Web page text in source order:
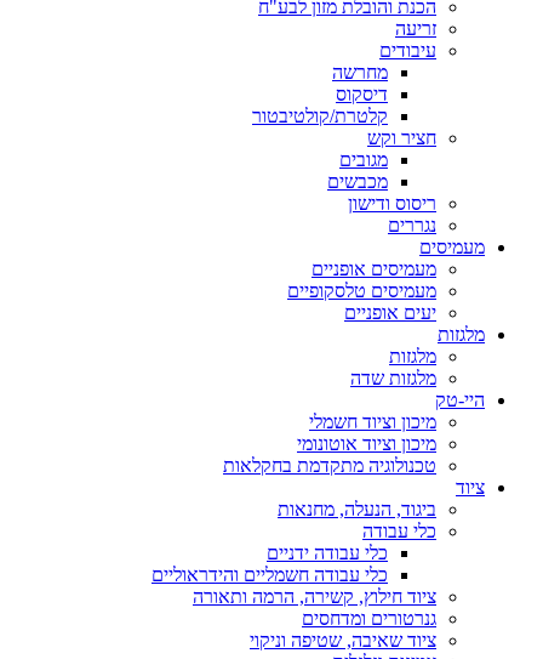
הכנת והובלת מזון לבע"ח
זריעה
עיבודים
מחרשה
דיסקוס
קלטרת/קולטיבטור
חציר וקש
מגובים
מכבשים
ריסוס ודישון
נגררים
מעמיסים
מעמיסים אופניים
מעמיסים טלסקופיים
יעים אופניים
מלגזות
מלגזות
מלגזות שדה
היי-טק
מיכון וציוד חשמלי
מיכון וציוד אוטונומי
טכנולוגיה מתקדמת בחקלאות
ציוד
ביגוד, הנעלה, מחנאות
כלי עבודה
כלי עבודה ידניים
כלי עבודה חשמליים והידראוליים
ציוד חילוץ, קשירה, הרמה ותאורה
גנרטורים ומדחסים
ציוד שאיבה, שטיפה וניקוי